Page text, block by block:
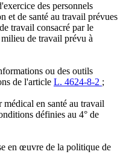
des personnels
et de santé au travail prévues
travail consacré par le
de travail prévu à
ou des outils
de l'article L. 4624-8-2 ;
en santé au travail
définies au 4° de
en œuvre de la politique de